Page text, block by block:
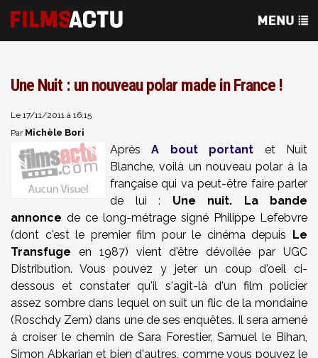
Une Nuit : un nouveau polar made in France !
Le 17/11/2011 à 16:15
Par Michèle Bori
AprèsA bout portant et Nuit
Blanche, voilà un nouveau polar à la
française qui va peut-être faire parler
de lui : Une nuit. La bande
annonce de ce long-métrage signé Philippe Lefebvre
(dont c'est le premier film pour le cinéma depuis Le
Transfuge en 1987) vient d'être dévoilée par UGC
Distribution. Vous pouvez y jeter un coup d'oeil ci-
dessous et constater qu'il s'agit-là d'un film policier
assez sombre dans lequel on suit un flic de la mondaine
(Roschdy Zem) dans une de ses enquêtes. Il sera amené
à croiser le chemin de Sara Forestier, Samuel le Bihan,
Simon Abkarian et bien d'autres, comme vous pouvez le